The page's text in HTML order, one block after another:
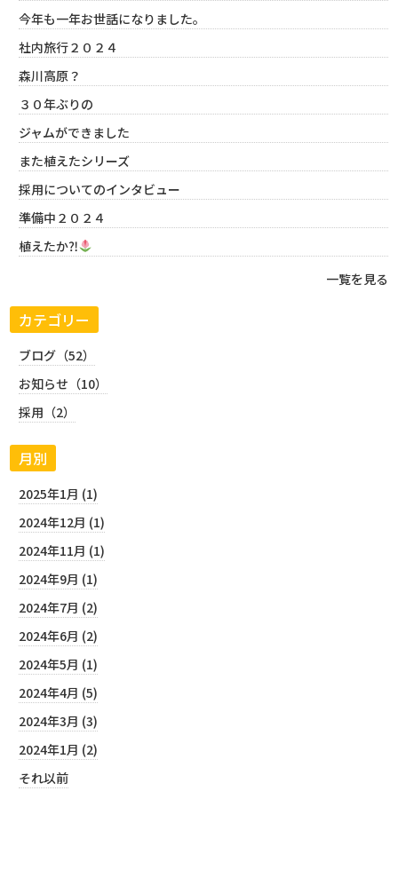
今年も一年お世話になりました。
社内旅行２０２４
森川高原？
３０年ぶりの
ジャムができました
また植えたシリーズ
採用についてのインタビュー
準備中２０２４
植えたか⁈
一覧を見る
カテゴリー
ブログ（52）
お知らせ（10）
採用（2）
月別
2025年1月 (1)
2024年12月 (1)
2024年11月 (1)
2024年9月 (1)
2024年7月 (2)
2024年6月 (2)
2024年5月 (1)
2024年4月 (5)
2024年3月 (3)
2024年1月 (2)
それ以前